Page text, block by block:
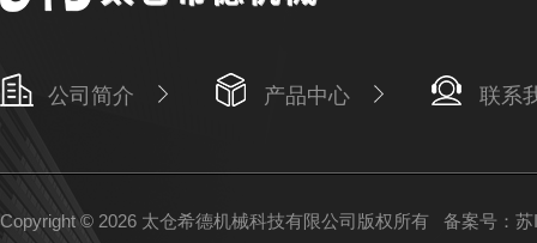
公司简介 产品中心 联系
Copyright © 2026 太仓希德机械科技有限公司版权所有 备案号：